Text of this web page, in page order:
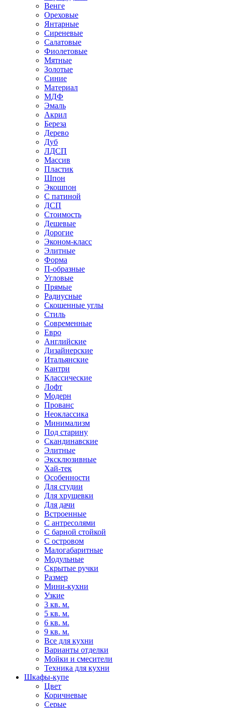
Венге
Ореховые
Янтарные
Сиреневые
Салатовые
Фиолетовые
Мятные
Золотые
Синие
Материал
МДФ
Эмаль
Акрил
Береза
Дерево
Дуб
ЛДСП
Массив
Пластик
Шпон
Экошпон
С патиной
ДСП
Стоимость
Дешевые
Дорогие
Эконом-класс
Элитные
Форма
П-образные
Угловые
Прямые
Радиусные
Скошенные углы
Стиль
Современные
Евро
Английские
Дизайнерские
Итальянские
Кантри
Классические
Лофт
Модерн
Прованс
Неоклассика
Минимализм
Под старину
Скандинавские
Элитные
Эксклюзивные
Хай-тек
Особенности
Для студии
Для хрущевки
Для дачи
Встроенные
С антресолями
С барной стойкой
С островом
Малогабаритные
Модульные
Скрытые ручки
Размер
Мини-кухни
Узкие
3 кв. м.
5 кв. м.
6 кв. м.
9 кв. м.
Все для кухни
Варианты отделки
Мойки и смесители
Техника для кухни
Шкафы-купе
Цвет
Коричневые
Серые